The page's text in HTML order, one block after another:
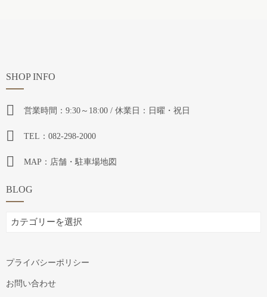
SHOP INFO
営業時間：9:30～18:00 / 休業日：日曜・祝日
TEL：082-298-2000
MAP：店舗・駐車場地図
BLOG
BLOG
プライバシーポリシー
お問い合わせ